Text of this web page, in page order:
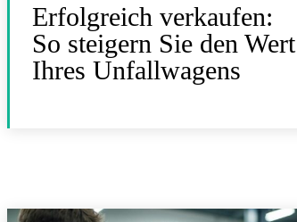
Erfolgreich verkaufen:
So steigern Sie den Wert
Ihres Unfallwagens